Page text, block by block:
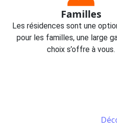
Familles
Les résidences sont une
pour les familles, une large
choix s’offre à vous.